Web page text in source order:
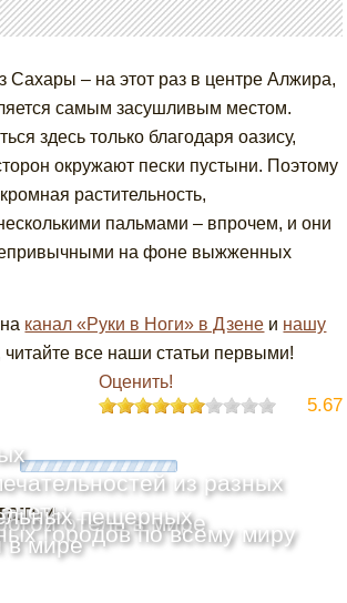
Сахары – на этот раз в центре Алжира,
самым засушливым местом.
здесь только благодаря оазису,
окружают пески пустыни. Поэтому
растительность,
пальмами – впрочем, и они
на фоне выжженных
канал «Руки в Ноги» в Дзене и нашу
читайте все наши статьи первыми!
Оценить!
5.67
из разных
отель в мире
городов по всему миру
пещерных
в мире